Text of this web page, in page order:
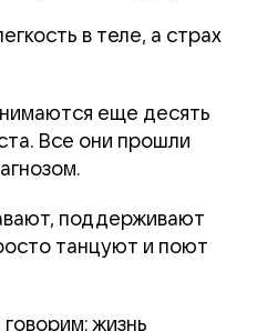
в теле, а страх
еще десять
Все они прошли
поддерживают
танцуют и поют
жизнь